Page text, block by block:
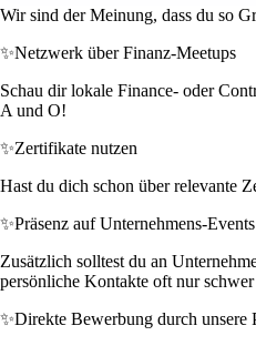
Wir sind der Meinung, dass du so
✨Netzwerk über Finanz-Meetups
Schau dir lokale Finance- oder
A und O!
✨Zertifikate nutzen
Hast du dich schon über relevante
✨Präsenz auf Unternehmens-Events
Zusätzlich solltest du an
persönliche Kontakte oft nur schwer
✨Direkte Bewerbung durch unsere